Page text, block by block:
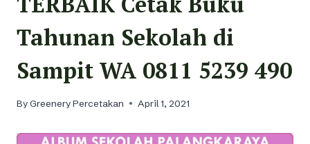
Tahunan Sekolah di
Sampit WA 0811 5239 490
ByGreenery Percetakan April 1, 2021